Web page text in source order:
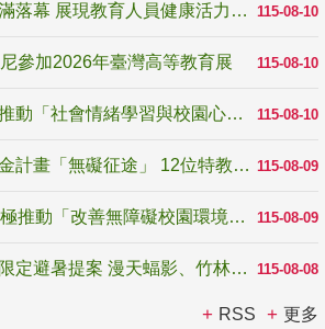
115-08-10
教育盃球類錦標賽圓滿落幕 展現教育人員健康活力與團隊精神
115-08-10
參加2026年臺灣高等教育展
115-08-10
教育部鼓勵大專校院推動「社會情緒學習與校園心理健康促進計畫」 培育校園「心」韌性
115-08-09
青年百億海外圓夢基金計畫「無礙征途」 12位特教與弱勢青年勇闖西班牙 跨越感官限制見證生命蛻變
115-08-09
國教署補助22縣市積極推動「改善無障礙校園環境計畫」 打造友善、安全、無礙學習空間
115-08-08
青年壯遊點精選夏夜限定避暑提案 漫天蝠影、竹林尋蛙、茶香夜觀 邀青年暮色出發
RSS 更多